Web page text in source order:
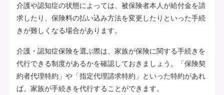
介護や認知症の状態によっては、被保険者本人が給付金を請
求したり、保険料の払い込み方法を変更したりといった手続
きが難しくなる場合があります。
介護・認知症保険を選ぶ際は、家族が保険に関する手続きを
代行できる制度があるかを確認しておきましょう。「保険契
約者代理特約」や「指定代理請求特約」といった特約があれ
ば、家族が手続きを代行することができます。